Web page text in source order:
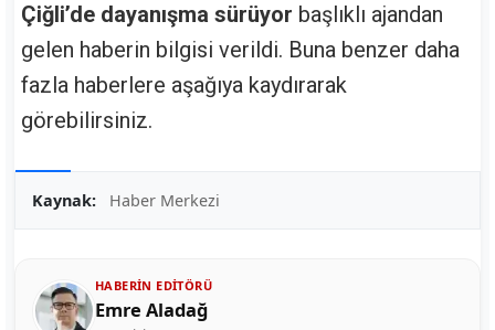
Çiğli’de dayanışma sürüyor başlıklı ajandan
gelen haberin bilgisi verildi. Buna benzer daha
fazla haberlere aşağıya kaydırarak
görebilirsiniz.
Kaynak: Haber Merkezi
HABERIN EDITÖRÜ
Emre Aladağ